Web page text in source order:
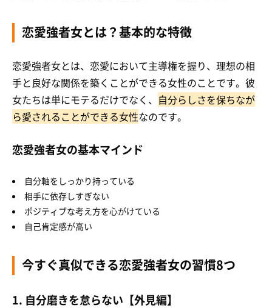
恋愛強者女とは？基本的な特徴
恋愛強者女とは、恋愛において主導権を握り、理想の相
手と良好な関係を築くことができる女性のことです。彼
女たちは単にモテるだけでなく、 自分らしさを保ちなが
ら愛されることができる女性なのです。
恋愛強者女の基本マインド
自分軸をしっかり持っている
相手に依存しすぎない
ポジティブな考え方を心がけている
自己肯定感が高い
今すぐ真似できる恋愛強者女の習慣8つ
1. 自分磨きを怠らない【外見編】